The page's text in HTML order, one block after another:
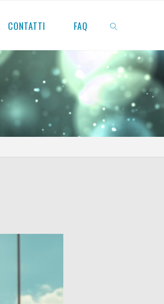
CONTATTI FAQ
CERCA